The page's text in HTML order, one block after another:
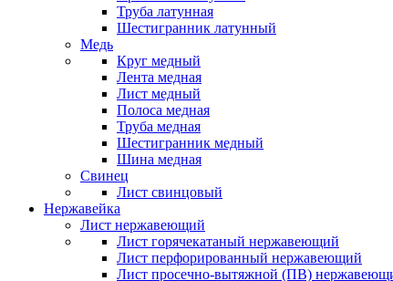
Труба латунная
Шестигранник латунный
Медь
Круг медный
Лента медная
Лист медный
Полоса медная
Труба медная
Шестигранник медный
Шина медная
Свинец
Лист свинцовый
Нержавейка
Лист нержавеющий
Лист горячекатаный нержавеющий
Лист перфорированный нержавеющий
Лист просечно-вытяжной (ПВ)